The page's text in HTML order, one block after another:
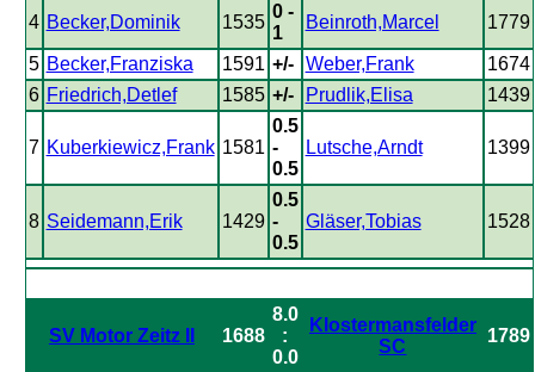
4 Becker,Dominik 1535
0 -
1
Beinroth,Marcel 1779
5 Becker,Franziska 1591 +/- Weber,Frank
1674
6 Friedrich,Detlef 1585 +/- Prudlik,Elisa 1439
7 Kuberkiewicz,Frank 1581
0.5
-
0.5
Lutsche,Arndt 1399
8 Seidemann,Erik 1429
0.5
-
0.5
Gläser,Tobias 1528
SV Motor Zeitz II 1688
8.0
:
0.0
Klostermansfelder
SC
1789